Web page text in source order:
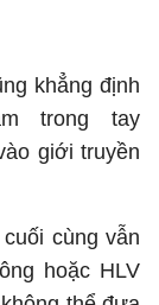
khẳng định
trong tay
giới truyền
cùng vẫn
hoặc HLV